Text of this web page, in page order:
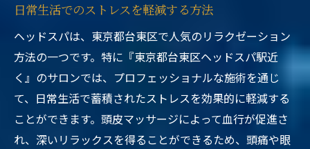
日常生活でのストレスを軽減する方法
ヘッドスパは、東京都台東区で人気のリラクゼーション
方法の一つです。特に『東京都台東区ヘッドスパ駅近
く』のサロンでは、プロフェッショナルな施術を通じ
て、日常生活で蓄積されたストレスを効果的に軽減する
ことができます。頭皮マッサージによって血行が促進さ
れ、深いリラックスを得ることができるため、頭痛や眼